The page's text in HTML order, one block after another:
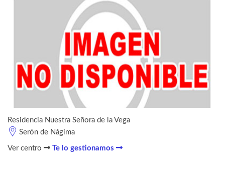
Residencia Nuestra Señora de la Vega
Serón de Nágima
Ver centro Te lo gestionamos